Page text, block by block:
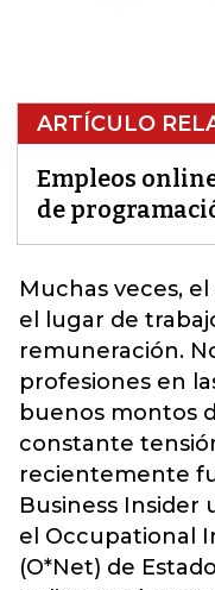
ARTÍCULO
Empleos
de
Muchas veces,
el lugar de
remuneración.
profesiones en
buenos montos
constante
recientemente
Business Insider
el Occupational
(O*Net) de